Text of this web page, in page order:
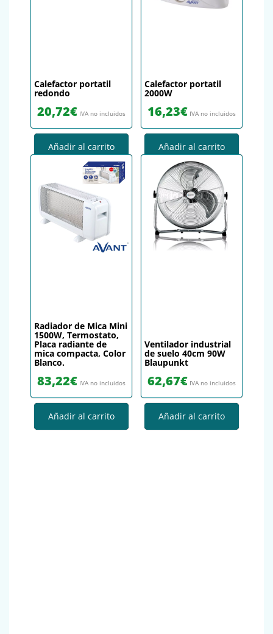
Calefactor portatil
redondo
20,72€ IVA no incluidos
Añadir al carrito
Calefactor portatil
2000W
16,23€ IVA no incluidos
Añadir al carrito
Radiador de Mica Mini
1500W, Termostato,
Placa radiante de
mica compacta, Color
Blanco.
83,22€ IVA no incluidos
Añadir al carrito
Ventilador industrial
de suelo 40cm 90W
Blaupunkt
62,67€ IVA no incluidos
Añadir al carrito